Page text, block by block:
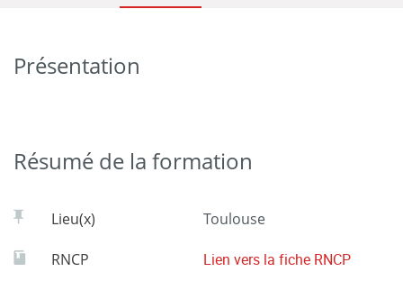
Présentation
Résumé de la formation
Lieu(x) Toulouse
RNCP Lien vers la fiche RNCP